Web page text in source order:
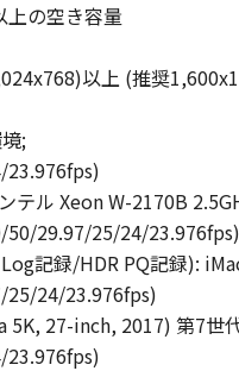
上の空き容量
以上 (推奨
;
23.976fps)
テル Xeon W-2170B
50/29.97/25/24/23.976fps)
記録/HDR PQ記録):
25/24/23.976fps)
5K, 27-inch, 2017) 第7世
23.976fps)